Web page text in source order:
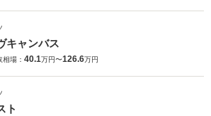
キャンバス
場： 40.1万円〜126.6万円
ト